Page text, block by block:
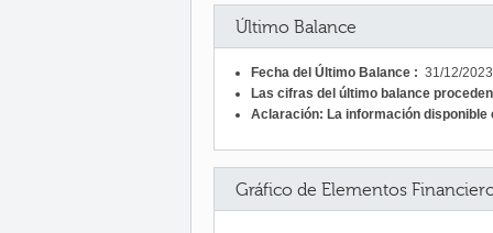
Último Balance
Fecha del Último Balance : 31/12/2023
Las cifras del último balance
Aclaración: La información
Gráfico de Elementos